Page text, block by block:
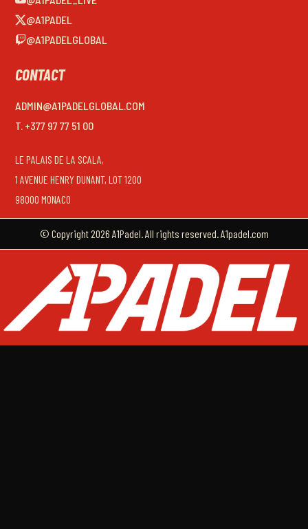
@A1PADEL
@A1PADELGLOBAL
CONTACT
ADMIN@A1PADELGLOBAL.COM
T. +377 97 77 51 00
LE PALAIS DE LA SCALA,
1 AVENUE HENRY DUNANT, LOT 1200
98000 MONACO
© Copyright 2026 A1Padel. All rights reserved. A1padel.com